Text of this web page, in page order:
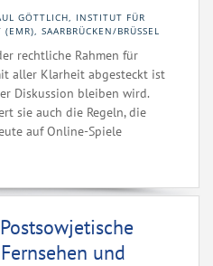
GÖTTLICH, INSTITUT FÜR
SAARBRÜCKEN/BRÜSSEL
rechtliche Rahmen für
aller Klarheit abgesteckt ist
Diskussion bleiben wird.
sie auch die Regeln, die
auf Online-Spiele
und